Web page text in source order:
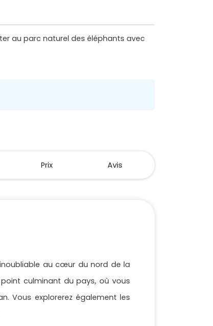
au parc naturel des éléphants avec
Prix Avis
au cœur du nord de la
culminant du pays, où vous
Vous explorerez également les